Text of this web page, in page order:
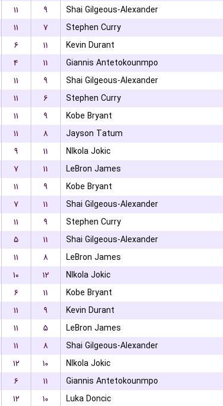
۱۱ ۹ Shai Gilgeous-Alexander
۱۱ ۷ Stephen Curry
۶ ۱۱ Kevin Durant
۴ ۱۱ Giannis Antetokounmpo
۱۱ ۹ Shai Gilgeous-Alexander
۱۱ ۶ Stephen Curry
۱۱ ۹ Kobe Bryant
۱۱ ۸ Jayson Tatum
۹ ۱۱ NIkola Jokic
۷ ۱۱ LeBron James
۱۱ ۹ Kobe Bryant
۷ ۱۱ Shai Gilgeous-Alexander
۱۱ ۹ Stephen Curry
۵ ۱۱ Shai Gilgeous-Alexander
۱۱ ۸ LeBron James
۱۰ ۱۲ NIkola Jokic
۶ ۱۱ Kobe Bryant
۱۱ ۹ Kevin Durant
۱۱ ۵ LeBron James
۱۱ ۸ Shai Gilgeous-Alexander
۱۲ ۱۰ NIkola Jokic
۶ ۱۱ Giannis Antetokounmpo
۱۲ ۱۰ Luka Doncic